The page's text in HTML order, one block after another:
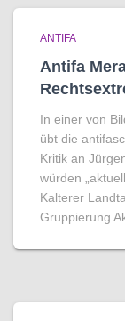
ANTIFA
Antifa
In einer von
übt die
Kritik an
würden
Kalterer
Gruppierung